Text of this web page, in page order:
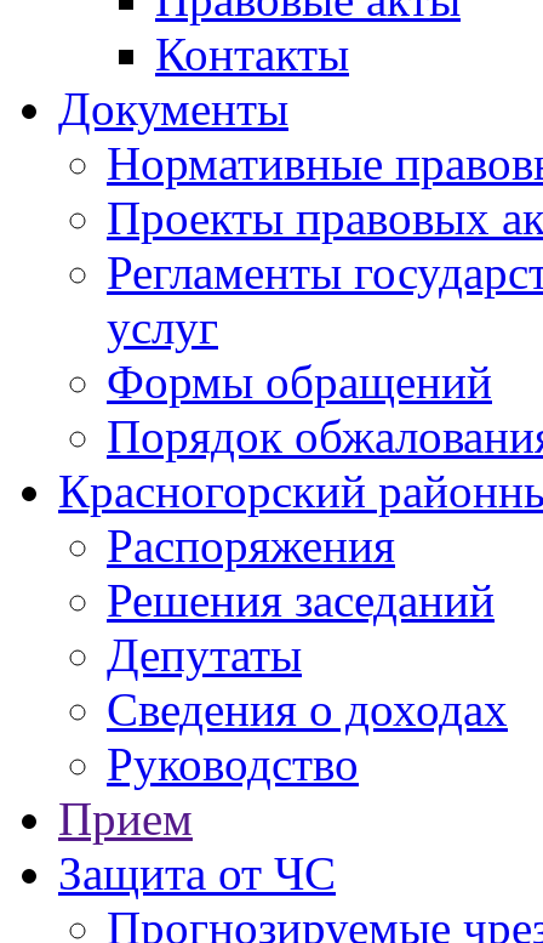
Контакты
Документы
Нормативные
Проекты правовых
Регламенты
услуг
Формы обращений
Порядок
Красногорский
Распоряжения
Решения заседаний
Депутаты
Сведения о доходах
Руководство
Прием
Защита от ЧС
Прогнозируемые